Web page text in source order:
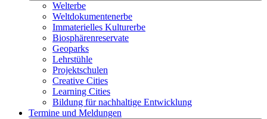
Welterbe
Weltdokumentenerbe
Immaterielles Kulturerbe
Biosphärenreservate
Geoparks
Lehrstühle
Projektschulen
Creative Cities
Learning Cities
Bildung für nachhaltige Entwicklung
Termine und Meldungen